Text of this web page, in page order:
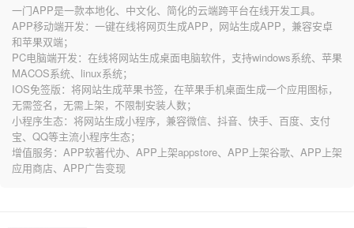
一门APP是一款本地化、中文化、简化的云端跨平台在线开发工具。
APP移动端开发：一键在线将网页生成APP，网站生成APP，兼容安卓
和苹果双端；
PC电脑端开发：在线将网站生成桌面电脑软件，支持windows系统、苹果
MACOS系统、linux系统；
IOS免签版：将网站生成苹果书签，在苹果手机桌面生成一个应用图标，
无需签名，无需上架，不限制安装人数；
小程序生态：将网站生成小程序，兼容微信、抖音、快手、百度、支付
宝、QQ等主流小程序生态；
增值服务：APP软著代办、APP上架appstore、APP上架谷歌、APP上架
应用商店、APP广告变现